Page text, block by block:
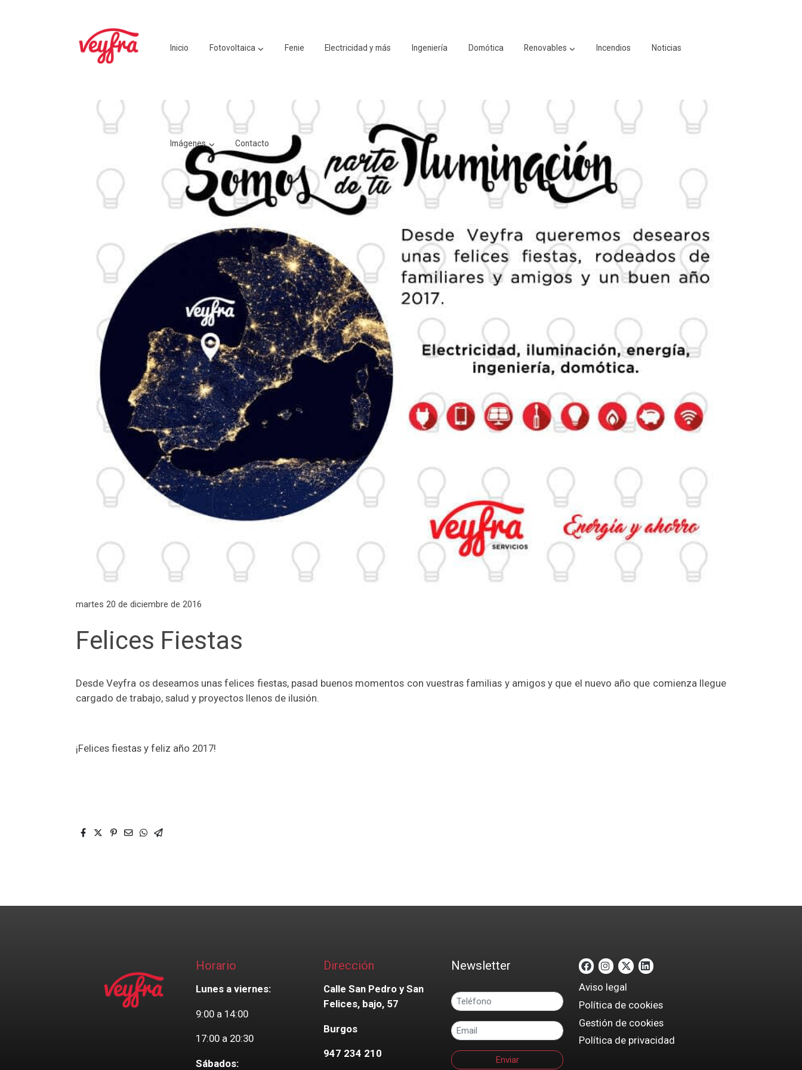
Inicio Fotovoltaica Fenie Electricidad y más Ingeniería Domótica Renovables Incendios Noticias
Imágenes Contacto
martes 20 de diciembre de 2016
Felices Fiestas
Desde Veyfra os deseamos unas felices fiestas, pasad buenos momentos con vuestras familias y amigos y que el nuevo año que comienza llegue
cargado de trabajo, salud y proyectos llenos de ilusión.
¡Felices fiestas y feliz año 2017!
Horario
Lunes a viernes:
9:00 a 14:00
17:00 a 20:30
Sábados:
Dirección
Calle San Pedro y San
Felices, bajo, 57
Burgos
947 234 210
Newsletter
Enviar
Aviso legal
Política de cookies
Gestión de cookies
Política de privacidad